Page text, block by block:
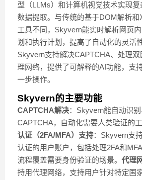
型（LLMs）和计算机视觉技术实现
数据提取。与传统的基于DOM解析和
工具不同，Skyvern能实时解析网页
划和执行计划，提高了自动化的灵活
Skyvern支持解决CAPTCHA、处理
理网络，提供了可解释的AI功能，支
一步操作。
Skyvern的主要功能
CAPTCHA解决：Skyvern能自动识
CAPTCHA，自动化需要人类验证的工
认证（2FA/MFA）支持：Skyvern支
认证的用户账户，包括处理2FA和
流程覆盖需要身份验证的场景。 代理
持用代理网络，支持用户针对特定国